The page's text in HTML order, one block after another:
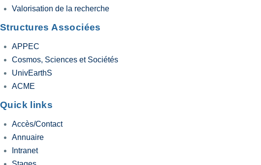
Valorisation de la recherche
Structures Associées
APPEC
Cosmos, Sciences et Sociétés
UnivEarthS
ACME
Quick links
Accès/Contact
Annuaire
Intranet